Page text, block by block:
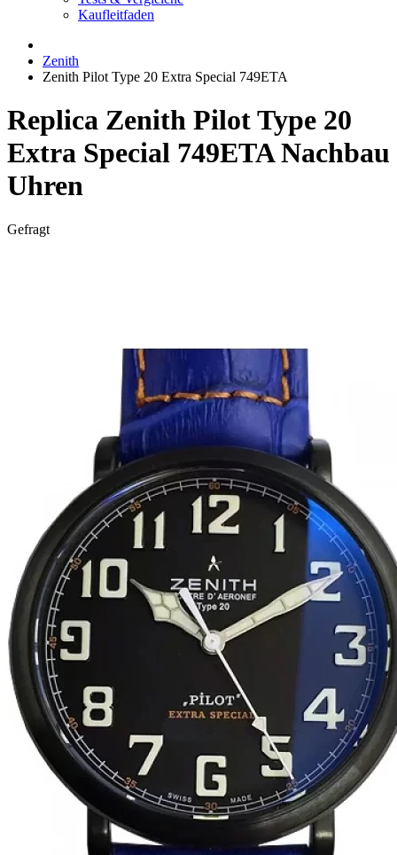
Kaufleitfaden
Zenith
Zenith Pilot Type 20 Extra Special 749ETA
Replica Zenith Pilot Type 20
Extra Special 749ETA Nachbau
Uhren
Gefragt